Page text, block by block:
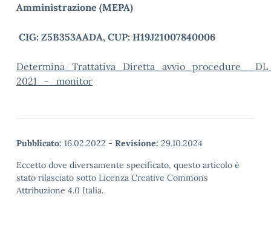
Amministrazione (MEPA)
CIG: Z5B353AADA, CUP: H19J21007840006
2021_-_monitor
Pubblicato: 16.02.2022 - Revisione: 29.10.2024
Eccetto dove diversamente specificato, questo articolo è
stato rilasciato sotto Licenza Creative Commons
Attribuzione 4.0 Italia.